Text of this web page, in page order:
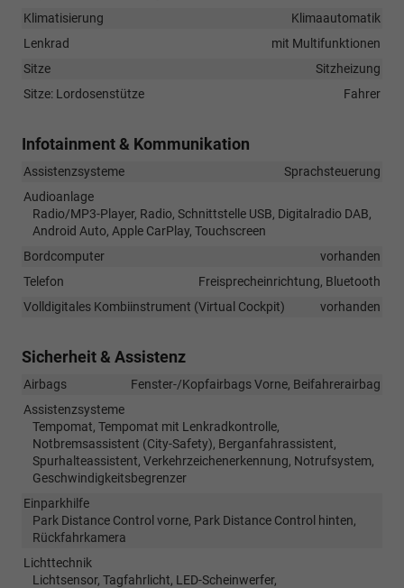
Klimatisierung
Klimaautomatik
Lenkrad
mit Multifunktionen
Sitze
Sitzheizung
Sitze: Lordosenstütze
Fahrer
Infotainment & Kommunikation
Assistenzsysteme
Sprachsteuerung
Audioanlage
Radio/MP3-Player, Radio, Schnittstelle USB, Digitalradio DAB,
Android Auto, Apple CarPlay, Touchscreen
Bordcomputer
vorhanden
Telefon
Freisprecheinrichtung, Bluetooth
Volldigitales Kombiinstrument (Virtual Cockpit)
vorhanden
Sicherheit & Assistenz
Airbags
Fenster-/Kopfairbags Vorne, Beifahrerairbag
Assistenzsysteme
Tempomat, Tempomat mit Lenkradkontrolle,
Notbremsassistent (City-Safety), Berganfahrassistent,
Spurhalteassistent, Verkehrzeichenerkennung, Notrufsystem,
Geschwindigkeitsbegrenzer
Einparkhilfe
Park Distance Control vorne, Park Distance Control hinten,
Rückfahrkamera
Lichttechnik
Lichtsensor, Tagfahrlicht, LED-Scheinwerfer,